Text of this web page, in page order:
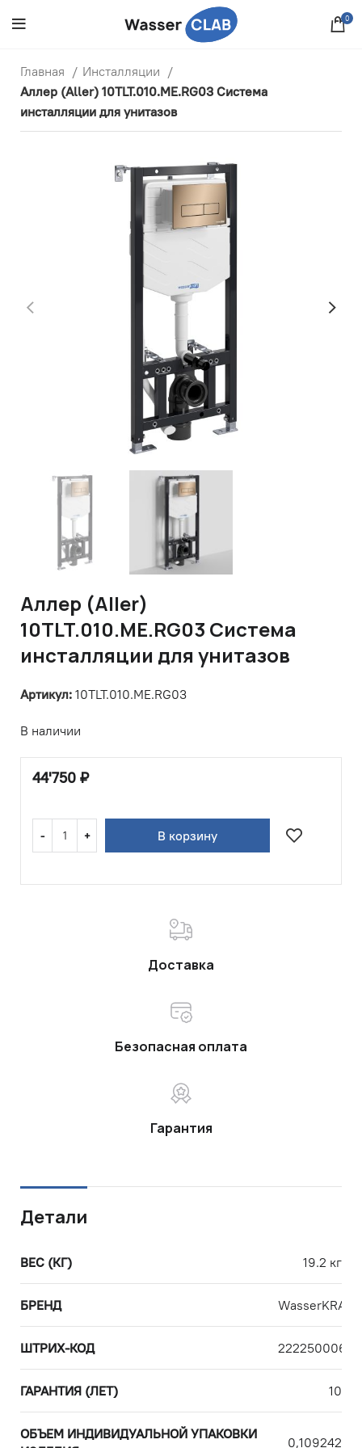
0
Главная
Инсталляции
Аллер (Aller) 10TLT.010.ME.RG03 Система
инсталляции для унитазов
Аллер (Aller)
10TLT.010.ME.RG03 Система
инсталляции для унитазов
Артикул: 10TLT.010.ME.RG03
В наличии
44'750 ₽
В корзину
Доставка
Безопасная оплата
Гарантия
Детали
ВЕС (КГ) 19.2 кг
БРЕНД WasserKRAFT
ШТРИХ-КОД
ГАРАНТИЯ (ЛЕТ) 10
ОБЪЕМ ИНДИВИДУАЛЬНОЙ УПАКОВКИ
0,109242